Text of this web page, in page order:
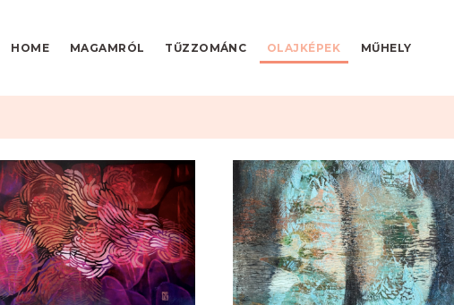
HOME MAGAMRÓL TŰZZOMÁNC OLAJKÉPEK MŰHELY
Organikus Téma a hal